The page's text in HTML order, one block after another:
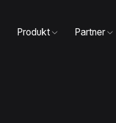
Produkt Partner